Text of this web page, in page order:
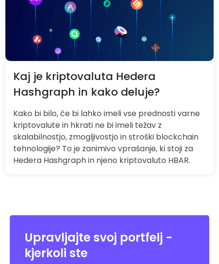
Kaj je kriptovaluta Hedera
Hashgraph in kako deluje?
Kako bi bilo, če bi lahko imeli vse prednosti varne
kriptovalute in hkrati ne bi imeli težav z
skalabilnostjo, zmogljivostjo in stroški blockchain
tehnologije? To je zanimivo vprašanje, ki stoji za
Hedera Hashgraph in njeno kriptovaluto HBAR.
Upravljajte svoj portfelj -
kjerkoli ste